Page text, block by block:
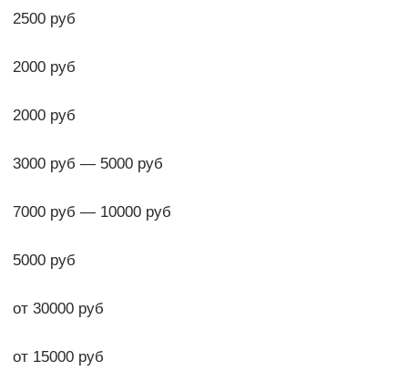
2500 руб
2000 руб
2000 руб
3000 руб — 5000 руб
7000 руб — 10000 руб
5000 руб
от 30000 руб
от 15000 руб